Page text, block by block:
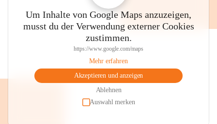
Um Inhalte von Google Maps anzuzeigen,
musst du der Verwendung externer Cookies
zustimmen.
https://www.google.com/maps
Mehr erfahren
Akzeptieren und anzeigen
Ablehnen
Auswahl merken